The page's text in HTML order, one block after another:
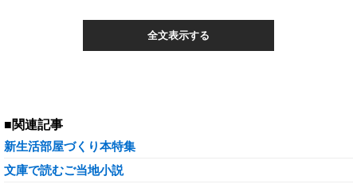
全文表示する
■関連記事
新生活部屋づくり本特集
文庫で読むご当地小説